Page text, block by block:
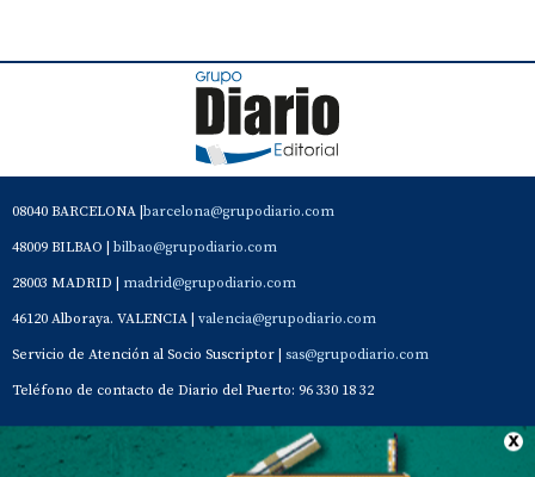
08040 BARCELONA | barcelona@grupodiario.com
48009 BILBAO | bilbao@grupodiario.com
28003 MADRID | madrid@grupodiario.com
46120 Alboraya. VALENCIA | valencia@grupodiario.com
Servicio de Atención al Socio Suscriptor | sas@grupodiario.com
Teléfono de contacto de Diario del Puerto: 96 330 18 32
Contacto Aviso Legal Quiénes somos Política de privacidad